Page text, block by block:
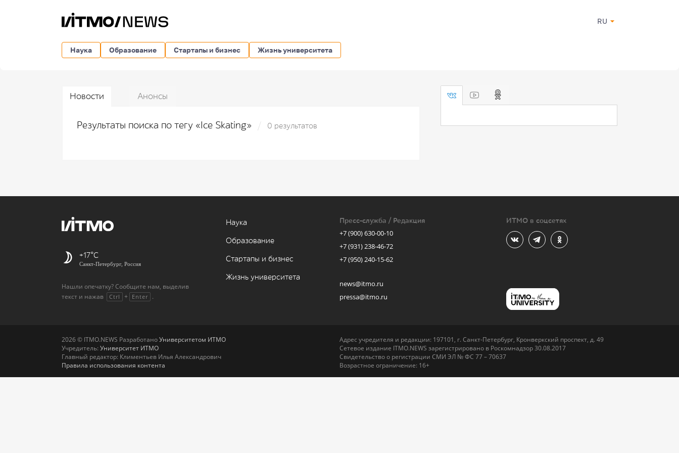
RU
Наука Образование Стартапы и бизнес Жизнь университета
Новости Анонсы
Результаты поиска по тегу «Ice Skating» 0 результатов
+17
Санкт-Петербург, Россия
Нашли опечатку? Сообщите нам, выделив
текст и нажав
Ctrl + Enter .
Наука
Образование
Стартапы и бизнес
Жизнь университета
Пресс-служба / Редакция
+7 (900) 630-00-10
+7 (931) 238-46-72
+7 (950) 240-15-62
news@itmo.ru
pressa@itmo.ru
ИТМО в соцсетях
2026 © ITMO.NEWS РазработаноУниверситетом ИТМО
Учредитель: Университет ИТМО
Главный редактор: Климентьев Илья Александрович
Правила использования контента
Адрес учредителя и редакции: 197101, г. Санкт-Петербург, Кронверкский проспект, д. 49
Сетевое издание ITMO.NEWS зарегистрировано в Роскомнадзор 30.08.2017
Свидетельство о регистрации СМИ ЭЛ № ФС 77 – 70637
Возрастное ограничение: 16+